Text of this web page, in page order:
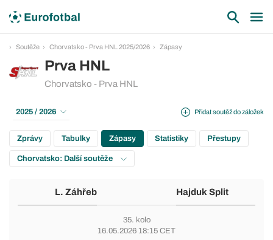
Soutěže Chorvatsko - Prva HNL 2025/2026 Zápasy
Prva HNL
Chorvatsko - Prva HNL
Přidat soutěž do záložek
2025 / 2026
Zprávy Tabulky Zápasy Statistiky Přestupy
Chorvatsko: Další soutěže
L. Záhřeb Hajduk Split
35. kolo
16.05.2026 18:15 CET